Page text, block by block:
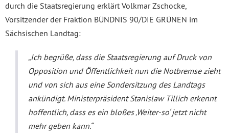
durch die Staatsregierung erklärt Volkmar Zschocke,
Vorsitzender der Fraktion BÜNDNIS 90/DIE GRÜNEN im
Sächsischen Landtag:
„Ich begrüße, dass die Staatsregierung auf Druck von
Opposition und Öffentlichkeit nun die Notbremse zieht
und von sich aus eine Sondersitzung des Landtags
ankündigt. Ministerpräsident Stanislaw Tillich erkennt
hoffentlich, dass es ein bloßes ‚Weiter-so‘ jetzt nicht
mehr geben kann.“